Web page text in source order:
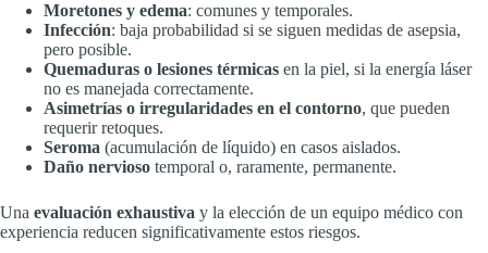
Moretones y edema: comunes y temporales.
Infección: baja probabilidad si se siguen medidas de asepsia,
pero posible.
Quemaduras o lesiones térmicas en la piel, si la energía láser
no es manejada correctamente.
Asimetrías o irregularidades en el contorno, que pueden
requerir retoques.
Seroma (acumulación de líquido) en casos aislados.
Daño nervioso temporal o, raramente, permanente.
Una evaluación exhaustiva y la elección de un equipo médico con
experiencia reducen significativamente estos riesgos.